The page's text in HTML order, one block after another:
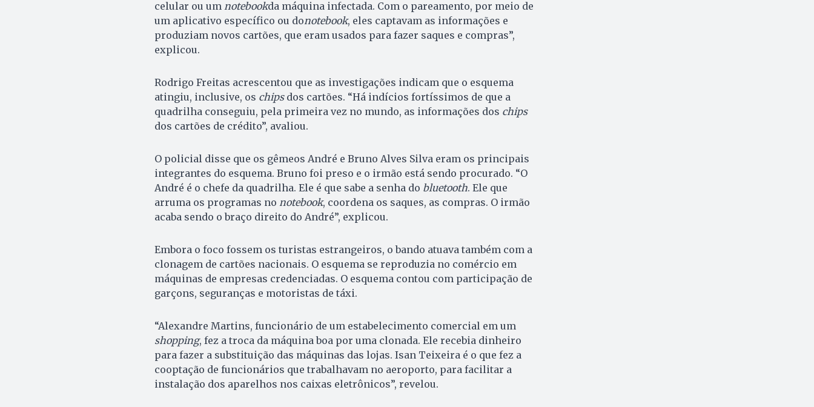
celular ou um notebookda máquina infectada. Com o pareamento, por meio de
um aplicativo específico ou donotebook, eles captavam as informações e
produziam novos cartões, que eram usados para fazer saques e compras”,
explicou.
Rodrigo Freitas acrescentou que as investigações indicam que o esquema
atingiu, inclusive, os chipsdos cartões. “Há indícios fortíssimos de que a
quadrilha conseguiu, pela primeira vez no mundo, as informações dos chips
dos cartões de crédito”, avaliou.
O policial disse que os gêmeos André e Bruno Alves Silva eram os principais
integrantes do esquema. Bruno foi preso e o irmão está sendo procurado. “O
André é o chefe da quadrilha. Ele é que sabe a senha do bluetooth. Ele que
arruma os programas no notebook, coordena os saques, as compras. O irmão
acaba sendo o braço direito do André”, explicou.
Embora o foco fossem os turistas estrangeiros, o bando atuava também com a
clonagem de cartões nacionais. O esquema se reproduzia no comércio em
máquinas de empresas credenciadas. O esquema contou com participação de
garçons, seguranças e motoristas de táxi.
“Alexandre Martins, funcionário de um estabelecimento comercial em um
shopping, fez a troca da máquina boa por uma clonada. Ele recebia dinheiro
para fazer a substituição das máquinas das lojas. Isan Teixeira é o que fez a
cooptação de funcionários que trabalhavam no aeroporto, para facilitar a
instalação dos aparelhos nos caixas eletrônicos”, revelou.